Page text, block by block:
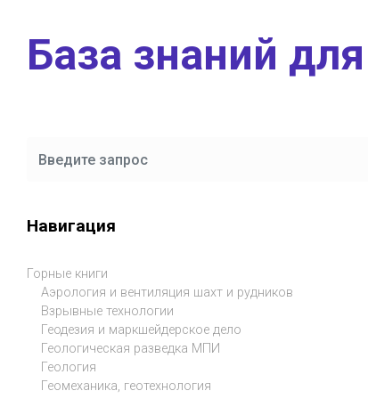
База знаний
Навигация
Горные книги
Аэрология и вентиляция шахт и рудников
Взрывные технологии
Геодезия и маркшейдерское дело
Геологическая разведка МПИ
Геология
Геомеханика, геотехнология